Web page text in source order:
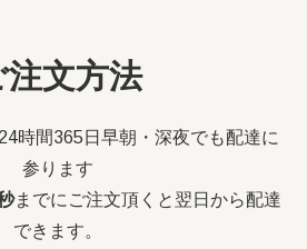
注文方法
時間365日早朝・深夜でも配達に
参ります
までにご注文頂くと翌日から配達
できます。